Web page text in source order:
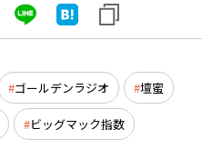
ゴールデンラジオ 壇蜜
ビッグマック指数